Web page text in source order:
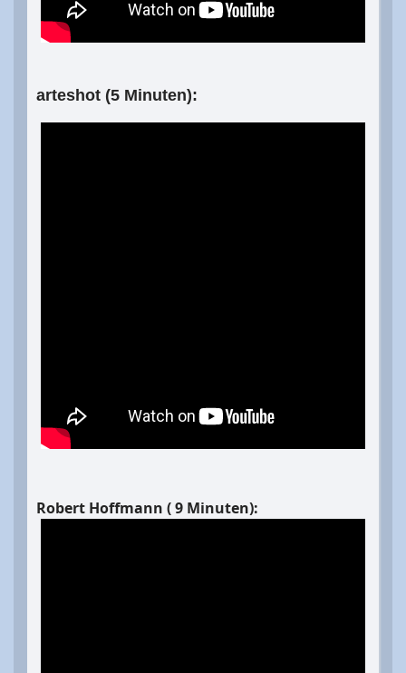
arteshot (5 Minuten):
Robert Hoffmann ( 9 Minuten):